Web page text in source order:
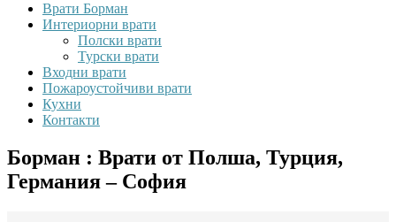
Врати Борман
Интериорни врати
Полски врати
Турски врати
Входни врати
Пожароустойчиви врати
Кухни
Контакти
Борман : Врати от Полша, Турция,
Германия – София